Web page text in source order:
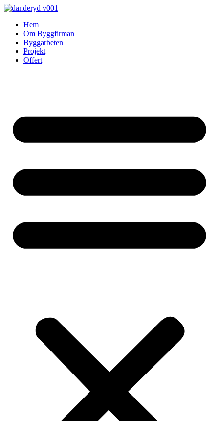
Skip
contentHem
Om Byggfirman
Byggarbeten
Projekt
Offert